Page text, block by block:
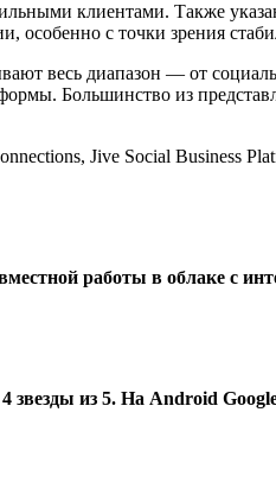
клиентами. Также
особенно с точки зрения
весь диапазон — от
Большинство из
Jive Social Business
работы в облаке с
звезды из 5. На Android